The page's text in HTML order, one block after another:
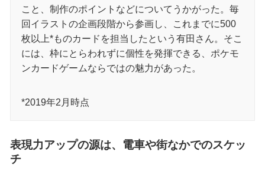
こと、制作のポイントなどについてうかがった。毎
回イラストの企画段階から参画し、これまでに500
枚以上*ものカードを担当したという有田さん。そこ
には、枠にとらわれずに個性を発揮できる、ポケモ
ンカードゲームならではの魅力があった。
*2019年2月時点
表現力アップの源は、電車や街なかでのスケッ
チ